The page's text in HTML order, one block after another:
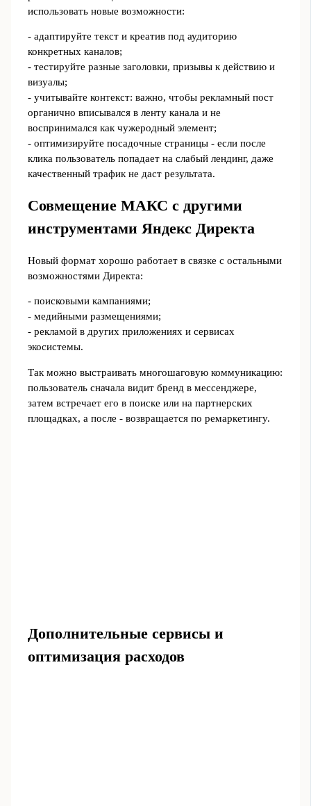
использовать новые возможности:
- адаптируйте текст и креатив под аудиторию
конкретных каналов;
- тестируйте разные заголовки, призывы к действию и
визуалы;
- учитывайте контекст: важно, чтобы рекламный пост
органично вписывался в ленту канала и не
воспринимался как чужеродный элемент;
- оптимизируйте посадочные страницы - если после
клика пользователь попадает на слабый лендинг, даже
качественный трафик не даст результата.
Совмещение МАКС с другими
инструментами Яндекс Директа
Новый формат хорошо работает в связке с остальными
возможностями Директа:
- поисковыми кампаниями;
- медийными размещениями;
- рекламой в других приложениях и сервисах
экосистемы.
Так можно выстраивать многошаговую коммуникацию:
пользователь сначала видит бренд в мессенджере,
затем встречает его в поиске или на партнерских
площадках, а после - возвращается по ремаркетингу.
Дополнительные сервисы и
оптимизация расходов